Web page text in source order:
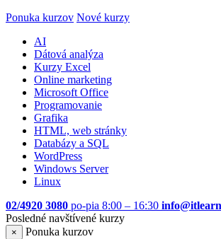
Ponuka kurzov Nové kurzy
AI
Dátová analýza
Kurzy Excel
Online marketing
Microsoft Office
Programovanie
Grafika
HTML, web stránky
Databázy a SQL
WordPress
Windows Server
Linux
02/4920 3080 po-pia 8:00 – 16:30
Posledné navštívené kurzy
×
Ponuka kurzov